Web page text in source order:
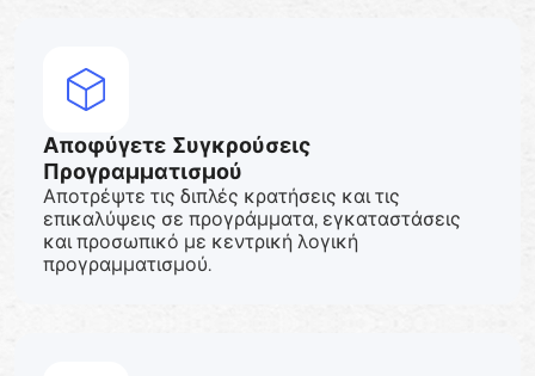
Αποφύγετε Συγκρούσεις
Προγραμματισμού
Αποτρέψτε τις διπλές κρατήσεις και τις
επικαλύψεις σε προγράμματα, εγκαταστάσεις
και προσωπικό με κεντρική λογική
προγραμματισμού.